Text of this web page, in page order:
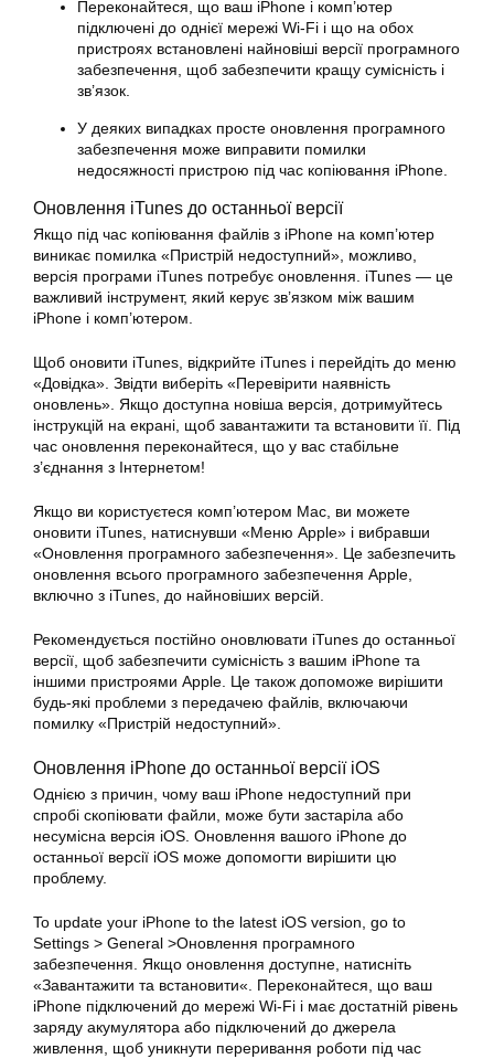
Переконайтеся, що ваш iPhone і комп’ютер
підключені до однієї мережі Wi-Fi і що на обох
пристроях встановлені найновіші версії програмного
забезпечення, щоб забезпечити кращу сумісність і
зв’язок.
У деяких випадках просте оновлення програмного
забезпечення може виправити помилки
недосяжності пристрою під час копіювання iPhone.
Оновлення iTunes до останньої версії
Якщо під час копіювання файлів з iPhone на комп’ютер
виникає помилка «Пристрій недоступний», можливо,
версія програми iTunes потребує оновлення. iTunes — це
важливий інструмент, який керує зв’язком між вашим
iPhone і комп’ютером.
Щоб оновити iTunes, відкрийте iTunes і перейдіть до меню
«Довідка». Звідти виберіть «Перевірити наявність
оновлень». Якщо доступна новіша версія, дотримуйтесь
інструкцій на екрані, щоб завантажити та встановити її. Під
час оновлення переконайтеся, що у вас стабільне
з’єднання з Інтернетом!
Якщо ви користуєтеся комп’ютером Mac, ви можете
оновити iTunes, натиснувши «Меню Apple» і вибравши
«Оновлення програмного забезпечення». Це забезпечить
оновлення всього програмного забезпечення Apple,
включно з iTunes, до найновіших версій.
Рекомендується постійно оновлювати iTunes до останньої
версії, щоб забезпечити сумісність з вашим iPhone та
іншими пристроями Apple. Це також допоможе вирішити
будь-які проблеми з передачею файлів, включаючи
помилку «Пристрій недоступний».
Оновлення iPhone до останньої версії iOS
Однією з причин, чому ваш iPhone недоступний при
спробі скопіювати файли, може бути застаріла або
несумісна версія iOS. Оновлення вашого iPhone до
останньої версії iOS може допомогти вирішити цю
проблему.
To update your iPhone to the latest iOS version, go to
Settings > General >Оновлення програмного
забезпечення. Якщо оновлення доступне, натисніть
«Завантажити та встановити«. Переконайтеся, що ваш
iPhone підключений до мережі Wi-Fi і має достатній рівень
заряду акумулятора або підключений до джерела
живлення, щоб уникнути переривання роботи під час